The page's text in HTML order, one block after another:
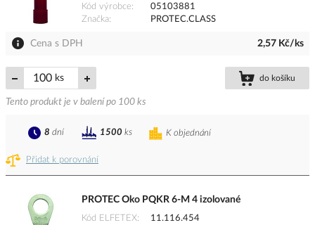
Kód výrobce
05103881
Značka
PROTEC.CLASS
Cena s DPH 2,57 Kč/ks
ks do košíku
Tento produkt je v balení po 100 ks
Přidat k porovnání
K objednání
8 dní 1500 ks
PROTEC Oko PQKR 6-M 4 izolované
Kód ELFETEX
11.116.454